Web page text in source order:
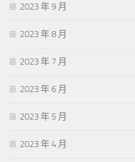
2023 年 9 月
2023 年 8 月
2023 年 7 月
2023 年 6 月
2023 年 5 月
2023 年 4 月